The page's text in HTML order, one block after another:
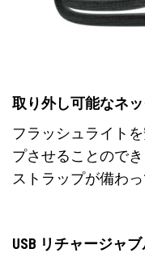
取り外し可能なネ
フラッシュライト
プさせることので
ストラップが備わっ
USB リチャージャ